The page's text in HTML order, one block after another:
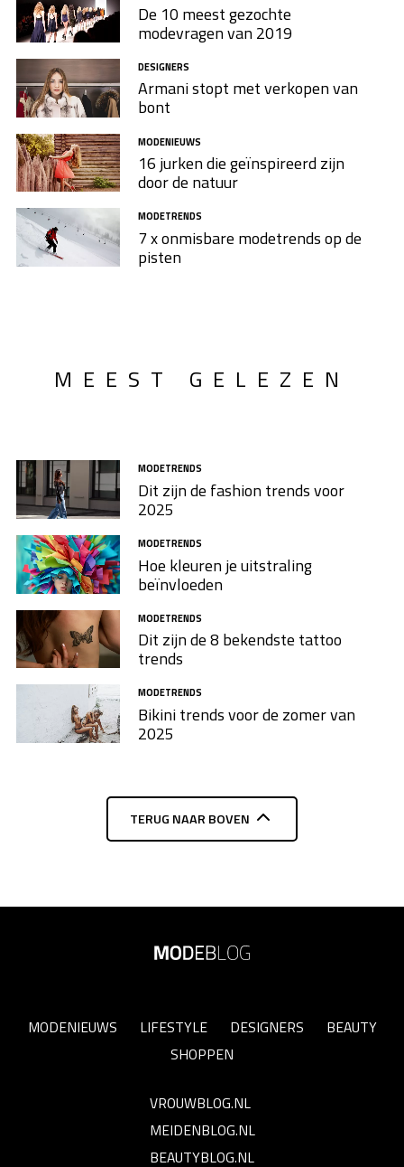
De 10 meest gezochte
modevragen van 2019
DESIGNERS
Armani stopt met verkopen van
bont
MODENIEUWS
16 jurken die geïnspireerd zijn
door de natuur
MODETRENDS
7 x onmisbare modetrends op de
pisten
MEEST GELEZEN
MODETRENDS
Dit zijn de fashion trends voor
2025
MODETRENDS
Hoe kleuren je uitstraling
beïnvloeden
MODETRENDS
Dit zijn de 8 bekendste tattoo
trends
MODETRENDS
Bikini trends voor de zomer van
2025
TERUG NAAR BOVEN
MODENIEUWS LIFESTYLE DESIGNERS
BEAUTY
SHOPPEN
VROUWBLOG.NL
MEIDENBLOG.NL
BEAUTYBLOG.NL